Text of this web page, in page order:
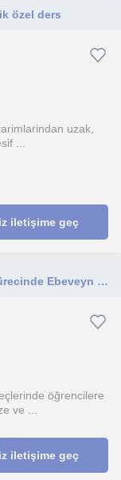
özel ders
uzak,
...
iletişime geç
Öğrenci Koçluğu Sınav Koçluğu Sınav Sürecinde Ebeveyn Koçluğu
öğrencilere
ve ...
iletişime geç